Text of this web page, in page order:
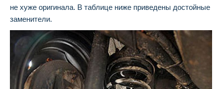
не хуже оригинала. В таблице ниже приведены достойные
заменители.